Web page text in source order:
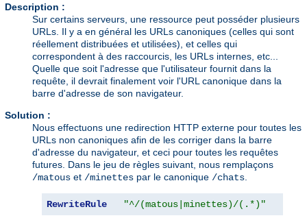
Description :
Sur certains serveurs, une ressource peut posséder plusieurs
URLs. Il y a en général les URLs canoniques (celles qui sont
réellement distribuées et utilisées), et celles qui
correspondent à des raccourcis, les URLs internes, etc...
Quelle que soit l'adresse que l'utilisateur fournit dans la
requête, il devrait finalement voir l'URL canonique dans la
barre d'adresse de son navigateur.
Solution :
Nous effectuons une redirection HTTP externe pour toutes les
URLs non canoniques afin de les corriger dans la barre
d'adresse du navigateur, et ceci pour toutes les requêtes
futures. Dans le jeu de règles suivant, nous remplaçons
/matous et /minettes par le canonique /chats
RewriteRule "^/(matous|minettes)/(.*)"